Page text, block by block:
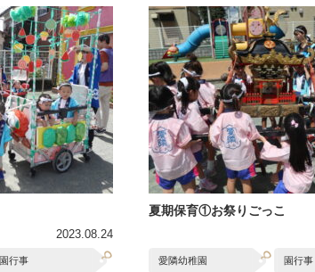
2023.08.24
園行事
夏期保育①お祭りごっこ
愛隣幼稚園 園行事